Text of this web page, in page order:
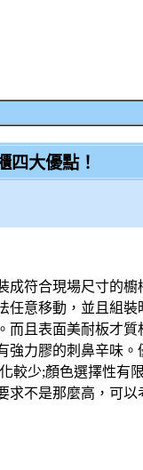
四大優點！
符合現場尺寸的
意移動，並且組
且表面美耐板才
力膠的刺鼻辛味
少;顏色選擇性有
不是那麼高，可